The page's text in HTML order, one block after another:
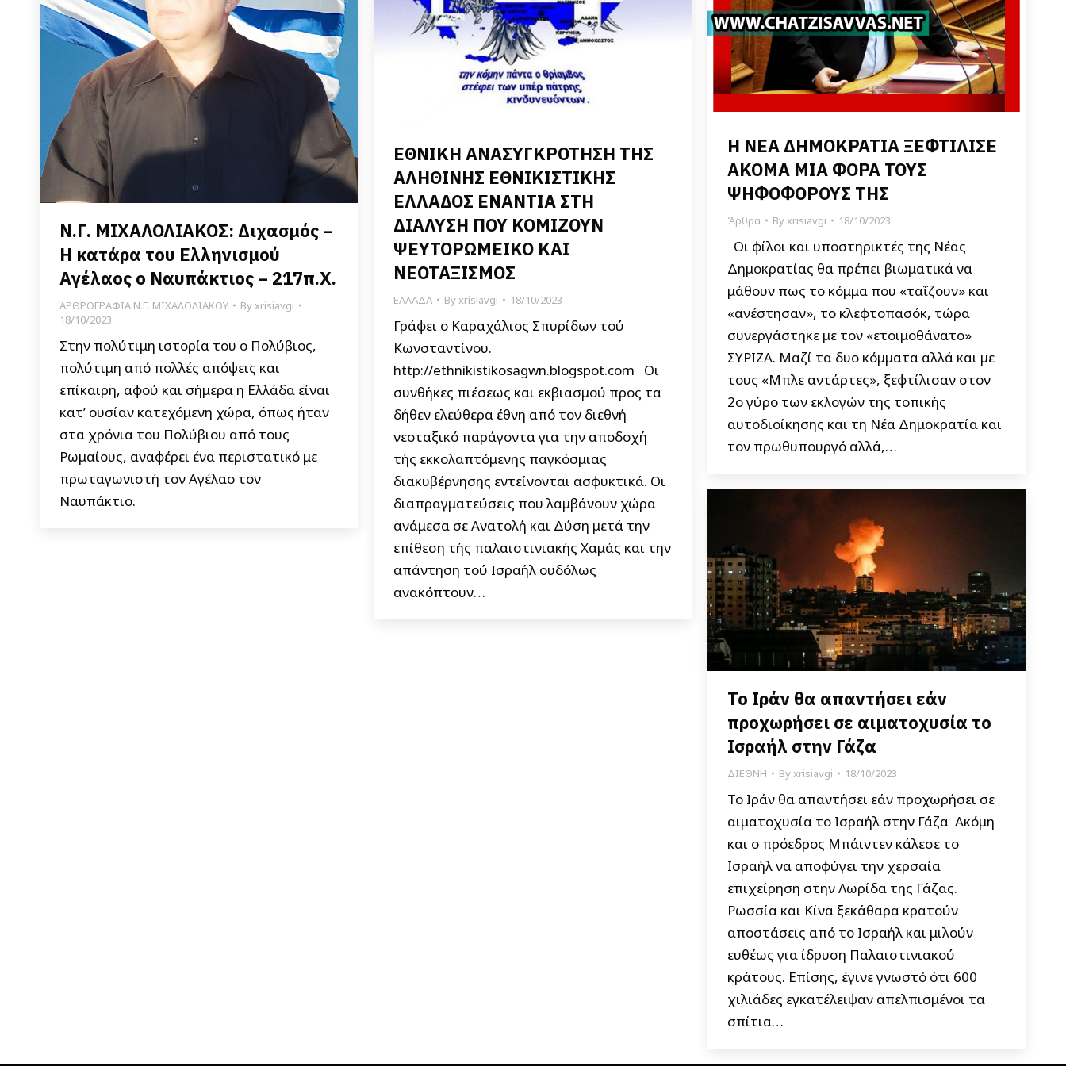
Ν.Γ. ΜΙΧΑΛΟΛΙΑΚΟΣ: Διχασμός –
Η κατάρα του Ελληνισμού
Αγέλαος ο Ναυπάκτιος – 217π.Χ.
ΑΡΘΡΟΓΡΑΦΙΑ Ν.Γ. ΜΙΧΑΛΟΛΙΑΚΟΥ Byxrisiavgi
18/10/2023
Στην πολύτιμη ιστορία του ο Πολύβιος,
πολύτιμη από πολλές απόψεις και
επίκαιρη, αφού και σήμερα η Ελλάδα είναι
κατ’ ουσίαν κατεχόμενη χώρα, όπως ήταν
στα χρόνια του Πολύβιου από τους
Ρωμαίους, αναφέρει ένα περιστατικό με
πρωταγωνιστή τον Αγέλαο τον
Ναυπάκτιο.
ΕΘΝΙΚΗ ΑΝΑΣΥΓΚΡΟΤΗΣΗ ΤΗΣ
ΑΛΗΘΙΝΗΣ ΕΘΝΙΚΙΣΤΙΚΗΣ
ΕΛΛΑΔΟΣ ΕΝΑΝΤΙΑ ΣΤΗ
ΔΙΑΛΥΣΗ ΠΟΥ ΚΟΜΙΖΟΥΝ
ΨΕΥΤΟΡΩΜΕΙΚΟ ΚΑΙ
ΝΕΟΤΑΞΙΣΜΟΣ
ΕΛΛΑΔΑ Byxrisiavgi 18/10/2023
Γράφει ο Καραχάλιος Σπυρίδων τού
Κωνσταντίνου.
http://ethnikistikosagwn.blogspot.com Οι
συνθήκες πιέσεως και εκβιασμού προς τα
δήθεν ελεύθερα έθνη από τον διεθνή
νεοταξικό παράγοντα για την αποδοχή
τής εκκολαπτόμενης παγκόσμιας
διακυβέρνησης εντείνονται ασφυκτικά. Οι
διαπραγματεύσεις που λαμβάνουν χώρα
ανάμεσα σε Ανατολή και Δύση μετά την
επίθεση τής παλαιστινιακής Χαμάς και την
απάντηση τού Ισραήλ ουδόλως
ανακόπτουν…
Η ΝΕΑ ΔΗΜΟΚΡΑΤΙΑ ΞΕΦΤΙΛΙΣΕ
ΑΚΟΜΑ ΜΙΑ ΦΟΡΑ ΤΟΥΣ
ΨΗΦΟΦΟΡΟΥΣ ΤΗΣ
Άρθρα Byxrisiavgi 18/10/2023
Οι φίλοι και υποστηρικτές της Νέας
Δημοκρατίας θα πρέπει βιωματικά να
μάθουν πως το κόμμα που «ταΐζουν» και
«ανέστησαν», το κλεφτοπασόκ, τώρα
συνεργάστηκε με τον «ετοιμοθάνατο»
ΣΥΡΙΖΑ. Μαζί τα δυο κόμματα αλλά και με
τους «Μπλε αντάρτες», ξεφτίλισαν στον
2ο γύρο των εκλογών της τοπικής
αυτοδιοίκησης και τη Νέα Δημοκρατία και
τον πρωθυπουργό αλλά,…
Το Ιράν θα απαντήσει εάν
προχωρήσει σε αιματοχυσία το
Ισραήλ στην Γάζα
ΔΙΕΘΝΗ Byxrisiavgi 18/10/2023
Το Ιράν θα απαντήσει εάν προχωρήσει σε
αιματοχυσία το Ισραήλ στην Γάζα Ακόμη
και ο πρόεδρος Μπάιντεν κάλεσε το
Ισραήλ να αποφύγει την χερσαία
επιχείρηση στην Λωρίδα της Γάζας.
Ρωσσία και Κίνα ξεκάθαρα κρατούν
αποστάσεις από το Ισραήλ και μιλούν
ευθέως για ίδρυση Παλαιστινιακού
κράτους. Επίσης, έγινε γνωστό ότι 600
χιλιάδες εγκατέλειψαν απελπισμένοι τα
σπίτια…